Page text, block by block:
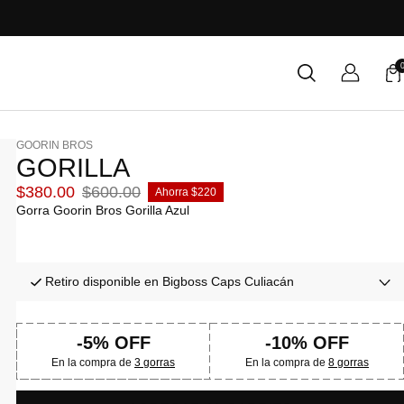
0
GOORIN BROS
GORILLA
Precio
de
$380.00 Precio
normal
$600.00 Ahorra $220
Gorra Goorin Bros Gorilla Azul
Retiro disponible en Bigboss Caps Culiacán
-5% OFF
En la compra de 3 gorras
-10% OFF
En la compra de 8 gorras